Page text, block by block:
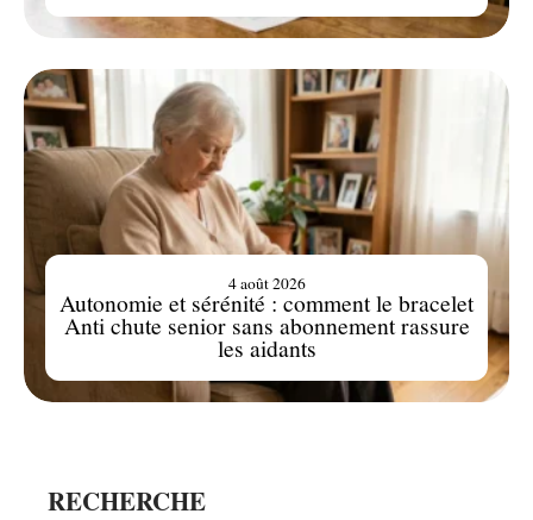
Autonomie et sérénité : comment le bracelet
Anti chute senior sans abonnement rassure
les aidants
4 août 2026
RECHERCHE